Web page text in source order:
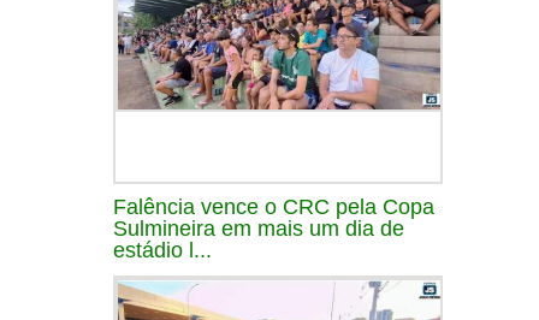
Falência vence o CRC pela Copa
Sulmineira em mais um dia de
estádio l...